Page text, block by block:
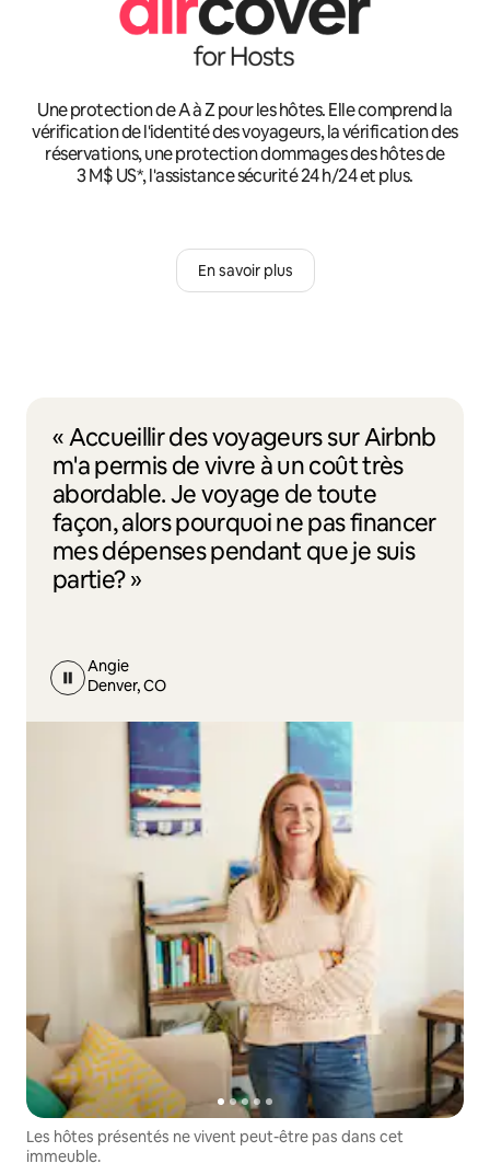
Une protection de A à Z pour les hôtes. Elle comprend la
vérification de l'identité des voyageurs, la vérification des
réservations, une protection dommages des hôtes de
3 M$ US*, l'assistance sécurité 24 h/24 et plus.
En savoir plus
« Accueillir des voyageurs sur Airbnb
m'a permis de vivre à un coût très
abordable. Je voyage de toute
façon, alors pourquoi ne pas financer
mes dépenses pendant que je suis
partie? »
Angie
Denver, CO
Les hôtes présentés ne vivent peut-être pas dans cet
immeuble.